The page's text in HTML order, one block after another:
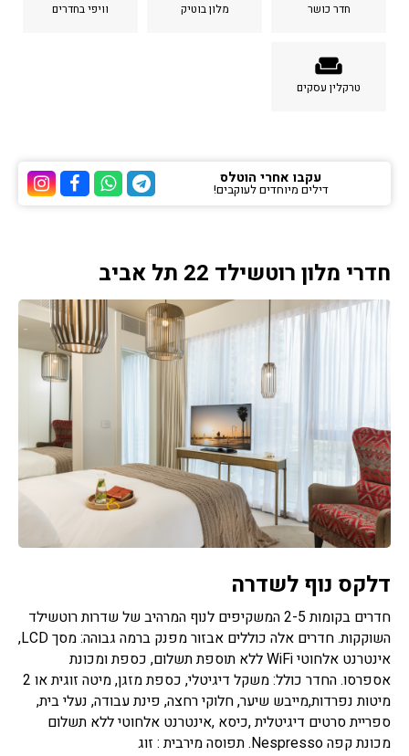
חדר כושר מלון בוטיק וויפי בחדרים
weekend
טרקלין עסקים
ערוץ ערוץ
ערוץ הוואטסאפ של
ערוץ הטלגרם של הוטלס
עקבו אחרי הוטלס
דילים מיוחדים לעוקבים!
חדרי מלון רוטשילד 22 תל אביב
דלקס נוף לשדרה
חדרים בקומות 2-5 המשקיפים לנוף המרהיב של שדרות רוטשילד
השוקקות. חדרים אלה כוללים אבזור מפנק ברמה גבוהה: מסך LCD,
אינטרנט אלחוטי WiFi ללא תוספת תשלום, כספת ומכונת
אספרסו. החדר כולל: משקל דיגיטלי, כספת מזגן, מיטה זוגית או 2
מיטות נפרדות,מייבש שיער, חלוקי רחצה, פינת עבודה, נעלי בית,
ספריית סרטים דיגיטלית ,כיסא ,אינטרנט אלחוטי ללא תשלום
מכונת קפה Nespresso. תפוסה מירבית : זוג